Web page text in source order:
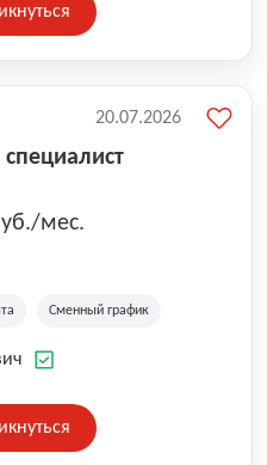
мес.
Сменный график
20.07.2026